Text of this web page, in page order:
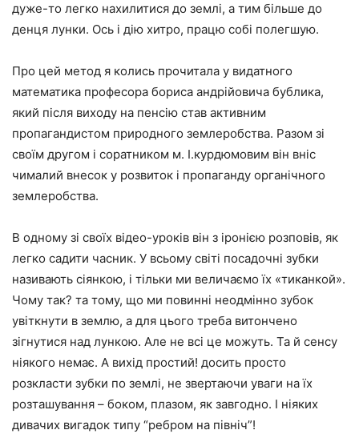
дуже-то легко нахилитися до землі, а тим більше до
денця лунки. Ось і дію хитро, працю собі полегшую.
Про цей метод я колись прочитала у видатного
математика професора бориса андрійовича бублика,
який після виходу на пенсію став активним
пропагандистом природного землеробства. Разом зі
своїм другом і соратником м. І.курдюмовим він вніс
чималий внесок у розвиток і пропаганду органічного
землеробства.
В одному зі своїх відео-уроків він з іронією розповів, як
легко садити часник. У всьому світі посадочні зубки
називають сіянкою, і тільки ми величаємо їх «тиканкой».
Чому так? та тому, що ми повинні неодмінно зубок
увіткнути в землю, а для цього треба витончено
зігнутися над лункою. Але не всі це можуть. Та й сенсу
ніякого немає. А вихід простий! досить просто
розкласти зубки по землі, не звертаючи уваги на їх
розташування – боком, плазом, як завгодно. І ніяких
дивачих вигадок типу “ребром на північ”!